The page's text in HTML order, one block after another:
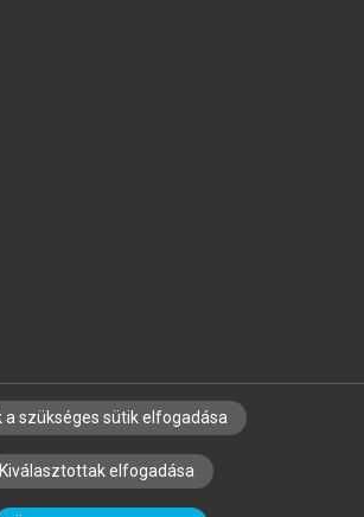
CÉGEKNEK KÖNYVTÁROSOKNAK
ÉS LEKTORÁLÁSI ALAPELVEK
a szükséges sütik elfogadása
Kiválasztottak elfogadása